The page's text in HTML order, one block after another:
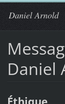
Daniel Arnold
Daniel